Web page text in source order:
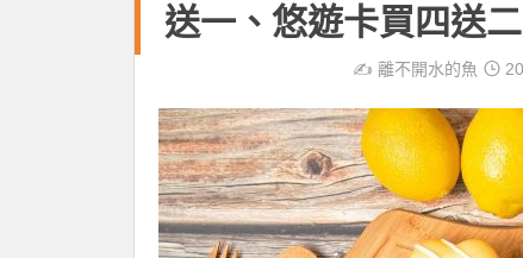
送一、悠遊卡買四送
✍️離不開水的魚